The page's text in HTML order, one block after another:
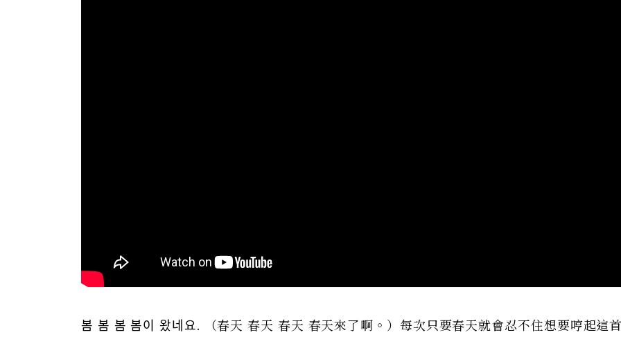
봄 봄 봄 봄이 왔네요. （春天 春天 春天 春天來了啊。）每次只要春天就會忍不住想要哼起這